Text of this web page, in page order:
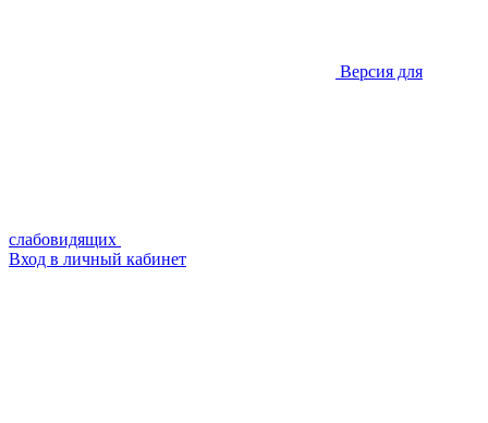
Версия для
слабовидящих
Вход в личный кабинет